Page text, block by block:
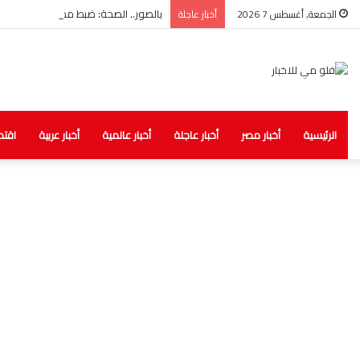
الجمعة, أغسطس 7 2026 أخبار عاجلة بالصور.. الصحة: ضبط مخزن غير مرخص
الرئيسية أخبار مصر أخبار عاجلة أخبار عالمية أخبار عربية